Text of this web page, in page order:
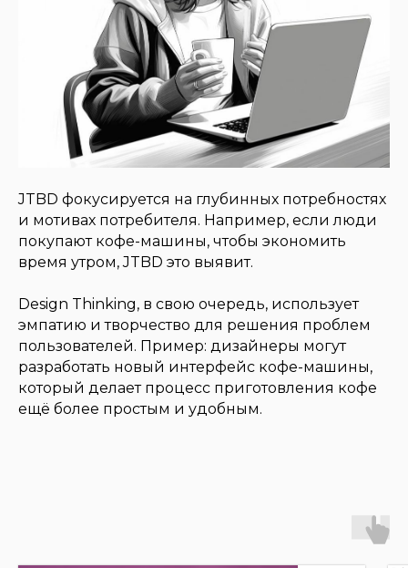
JTBD фокусируется на глубинных потребностях
и мотивах потребителя. Например, если люди
покупают кофе-машины, чтобы экономить
время утром, JTBD это выявит.
Design Thinking, в свою очередь, использует
эмпатию и творчество для решения проблем
пользователей. Пример: дизайнеры могут
разработать новый интерфейс кофе-машины,
который делает процесс приготовления кофе
ещё более простым и удобным.